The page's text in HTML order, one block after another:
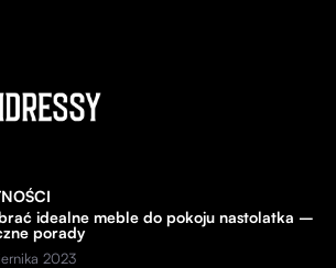
idealne meble do pokoju nastolatka –
porady
2023